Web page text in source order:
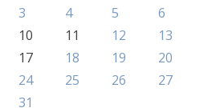
3 4 5
6
10 11 12
13
17 18 19
20
24 25 26
27
31